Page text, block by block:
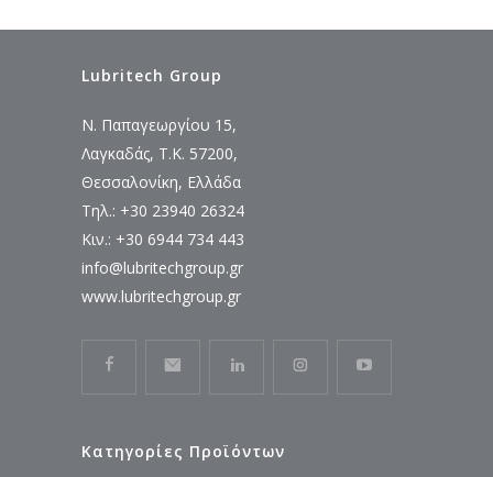
Lubritech Group
Ν. Παπαγεωργίου 15,
Λαγκαδάς, Τ.Κ. 57200,
Θεσσαλονίκη, Ελλάδα
Τηλ.: +30 23940 26324
Κιν.: +30 6944 734 443
info@lubritechgroup.gr
www.lubritechgroup.gr
Κατηγορίες Προϊόντων